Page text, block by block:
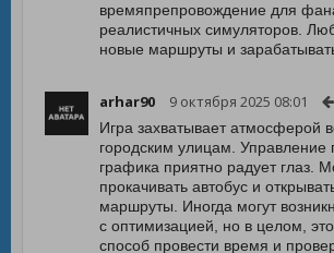
времяпрепровождение для
реалистичных симуляторов.
новые маршруты и
arhar90 9 октября 2025 08:01
Игра захватывает атмосферой
городским улицам. Управление
графика приятно радует глаз.
прокачивать автобус и
маршруты. Иногда могут
с оптимизацией, но в целом,
способ провести время и